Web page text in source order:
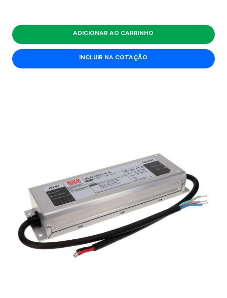
ADICIONAR AO CARRINHO
INCLUIR NA COTAÇÃO